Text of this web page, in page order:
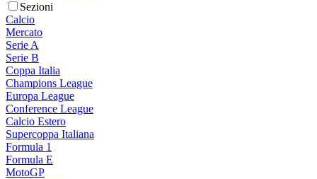
Sezioni
Calcio
Mercato
Serie A
Serie B
Coppa Italia
Champions League
Europa League
Conference League
Calcio Estero
Supercoppa Italiana
Formula 1
Formula E
MotoGP